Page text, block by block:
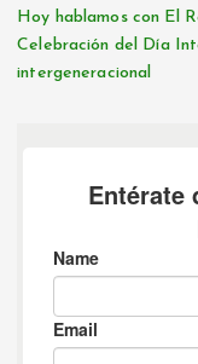
Hoy hablamos con El
Celebración del Día
intergeneracional